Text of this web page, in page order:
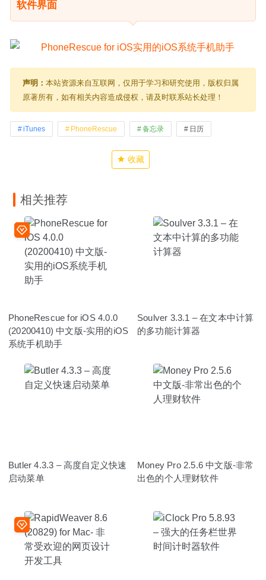
软件界面
声明： 本站资源来自互联网，仅用于学习和研究使用，版权归属
原著所有，如有相关内容造成侵权，请及时联系站长处理！
iTunes PhoneRescue 备忘录 日历
收藏
相关推荐
PhoneRescue for iOS 4.0.0
(20200410) 中文版-实用的iOS
系统手机助手
Soulver 3.3.1 – 在文本中计算
的多功能计算器
Butler 4.3.3 – 高度自定义快速
启动菜单
Money Pro 2.5.6 中文版-非常
出色的个人理财软件